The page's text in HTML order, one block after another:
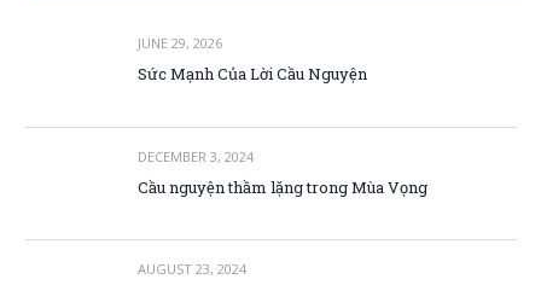
JUNE 29, 2026
Sức Mạnh Của Lời Cầu Nguyện
DECEMBER 3, 2024
Cầu nguyện thầm lặng trong Mùa Vọng
AUGUST 23, 2024